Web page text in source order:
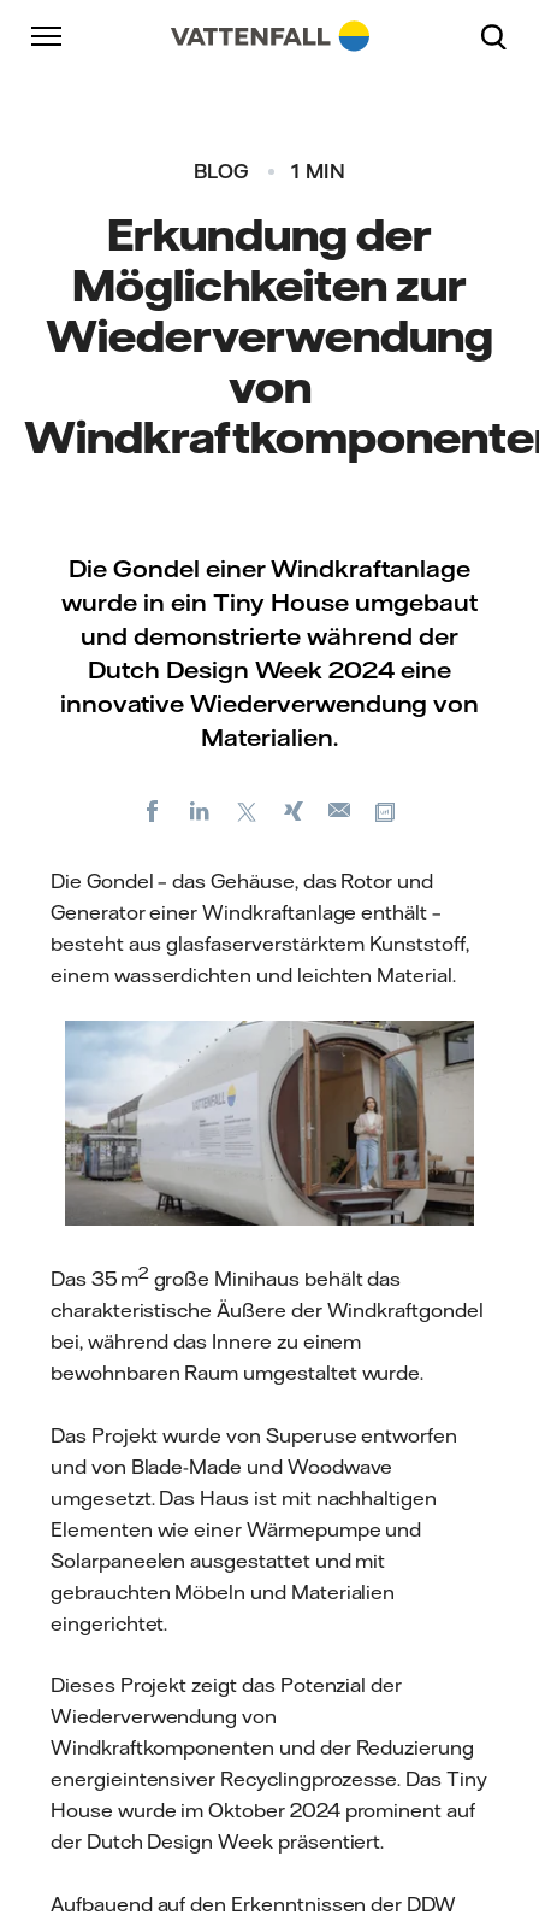
Überspringen
Zurück zur Hauptnavigation
Gehe zur Fußzeile
BLOG 1 MIN
Erkundung der
Möglichkeiten zur
Wiederverwendung
von
Die Gondel einer Windkraftanlage
wurde in ein Tiny House umgebaut
und demonstrierte während der
Dutch Design Week 2024 eine
innovative Wiederverwendung von
Materialien.
FacebookLinkedIn Xing
E-
Die Gondel – das Gehäuse, das Rotor und
Generator einer Windkraftanlage enthält –
besteht aus glasfaserverstärktem Kunststoff,
einem wasserdichten und leichten Material.
Das 35 m2große Minihaus behält das
charakteristische Äußere der Windkraftgondel
bei, während das Innere zu einem
bewohnbaren Raum umgestaltet wurde.
Das Projekt wurde von Superuse entworfen
und von Blade-Made und Woodwave
umgesetzt. Das Haus ist mit nachhaltigen
Elementen wie einer Wärmepumpe und
Solarpaneelen ausgestattet und mit
gebrauchten Möbeln und Materialien
eingerichtet.
Dieses Projekt zeigt das Potenzial der
Wiederverwendung von
Windkraftkomponenten und der Reduzierung
energieintensiver Recyclingprozesse. Das Tiny
House wurde im Oktober 2024 prominent auf
der Dutch Design Week präsentiert.
Aufbauend auf den Erkenntnissen der DDW
Zurück zur Hauptnavigation